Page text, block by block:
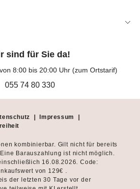
sind für Sie da!
8:00 bis 20:00 Uhr (zum Ortstarif)
055 74 80 330
| Impressum
|
kombinierbar. Gilt nicht für bereits
Barauszahlung ist nicht möglich.
16.08.2026. Code:
von 129€ .
der letzten 30 Tage vor der